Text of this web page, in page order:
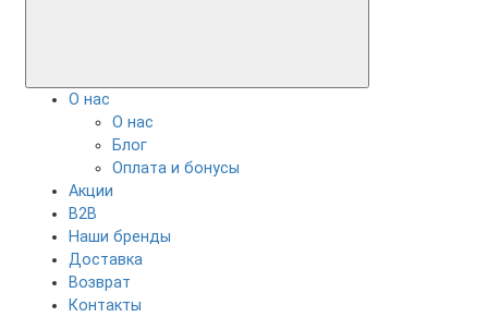
О нас
О нас
Блог
Оплата и бонусы
Акции
B2B
Наши бренды
Доставка
Возврат
Контакты